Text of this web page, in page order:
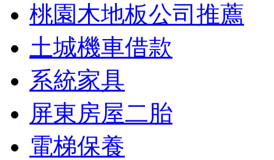
桃園木地板公司推薦
土城機車借款
系統家具
屏東房屋二胎
電梯保養